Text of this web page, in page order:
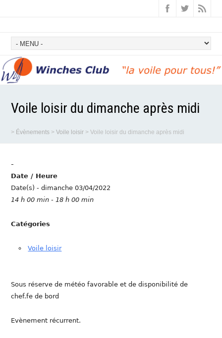
Voile loisir du dimanche après midi
> Évènements >Voile loisir >Voile loisir du dimanche après midi
-
Date / Heure
Date(s) - dimanche 03/04/2022
14 h 00 min - 18 h 00 min
Catégories
Voile loisir
Sous réserve de météo favorable et de disponibilité de
chef.fe de bord
Evènement récurrent.